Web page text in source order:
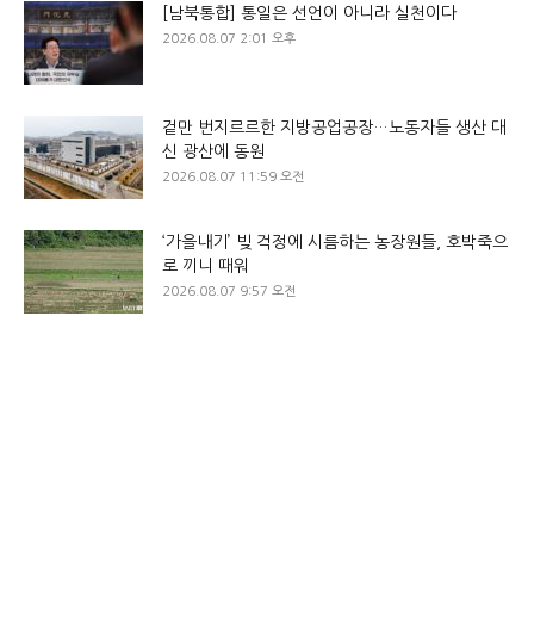
[남북통합] 통일은 선언이 아니라 실천이다
2026.08.07 2:01 오후
겉만 번지르르한 지방공업공장…노동자들 생산 대
신 광산에 동원
2026.08.07 11:59 오전
‘가을내기’ 빚 걱정에 시름하는 농장원들, 호박죽으
로 끼니 때워
2026.08.07 9:57 오전